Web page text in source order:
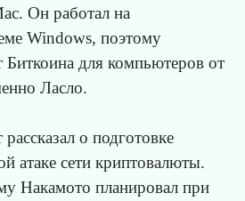
Он работал на
Windows, поэтому
Биткоина для компьютеров от
Ласло.
о подготовке
атаке сети криптовалюты.
Накамото планировал при